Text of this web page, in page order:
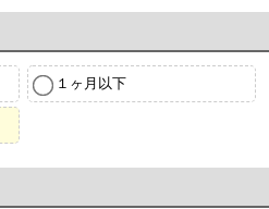
１ヶ月以下